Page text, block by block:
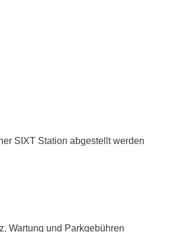
SIXT Station abgestellt werden
Wartung und Parkgebühren